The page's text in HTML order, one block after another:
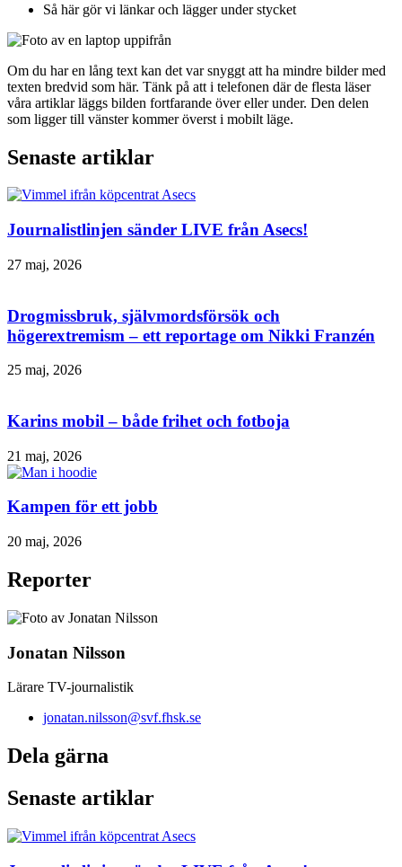
Så här gör vi länkar och lägger under stycket
Om du har en lång text kan det var snyggt att ha mindre bilder med
texten bredvid som här. Tänk på att i telefonen där de flesta läser
våra artiklar läggs bilden fortfarande över eller under. Den delen
som ligger till vänster kommer överst i mobilt läge.
Senaste artiklar
Journalistlinjen sänder LIVE från Asecs!
27 maj, 2026
Drogmissbruk, självmordsförsök och
högerextremism – ett reportage om Nikki Franzén
25 maj, 2026
Karins mobil – både frihet och fotboja
21 maj, 2026
Kampen för ett jobb
20 maj, 2026
Reporter
Jonatan Nilsson
Lärare TV-journalistik
jonatan.nilsson@svf.fhsk.se
Dela gärna
Senaste artiklar